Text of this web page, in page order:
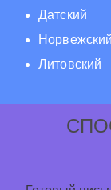
Датский
Норвежский
Литовский